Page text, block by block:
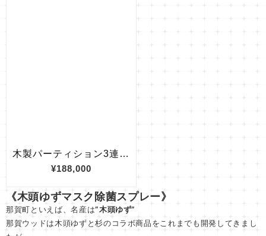
《木頭ゆずマスク除菌スプレー》
那賀町といえば、名産は”木頭ゆず”
那賀ウッドは木頭ゆずと杉のコラボ商品をこれまでも開発してきまし